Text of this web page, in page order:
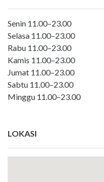
Senin 11.00–23.00
Selasa 11.00–23.00
Rabu 11.00–23.00
Kamis 11.00–23.00
Jumat 11.00–23.00
Sabtu 11.00–23.00
Minggu 11.00–23.00
LOKASI